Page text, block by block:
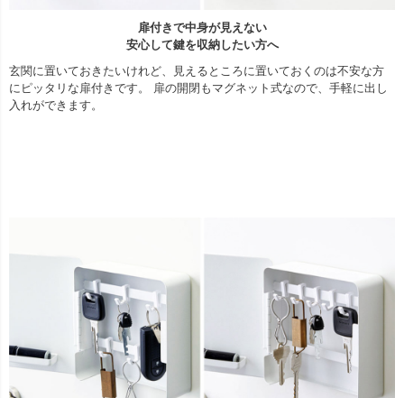
扉付きで中身が見えない
安心して鍵を収納したい方へ
玄関に置いておきたいけれど、見えるところに置いておくのは不安な方
にピッタリな扉付きです。 扉の開閉もマグネット式なので、手軽に出し
入れができます。